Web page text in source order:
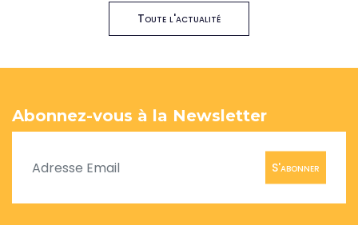
Toute l'actualité
Abonnez-vous à la Newsletter
S'abonner